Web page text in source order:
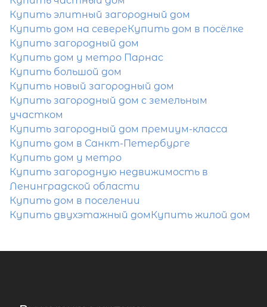
Затрудняетесь с выбором?
Мы поможем подобрать
Отправить заявку
Купить элитный загородный дом
Купить дом на севере Купить дом в посёлке
Купить загородный дом
Купить дом у метро Парнас
Купить большой дом
Купить новый загородный дом
Купить загородный дом с земельным
участком
Купить загородный дом премиум-класса
Купить дом в Санкт-Петербурге
Купить дом у метро
Купить загородную недвижимость в
Ленинградской области
Купить дом в поселении
Купить двухэтажный дом Купить жилой дом